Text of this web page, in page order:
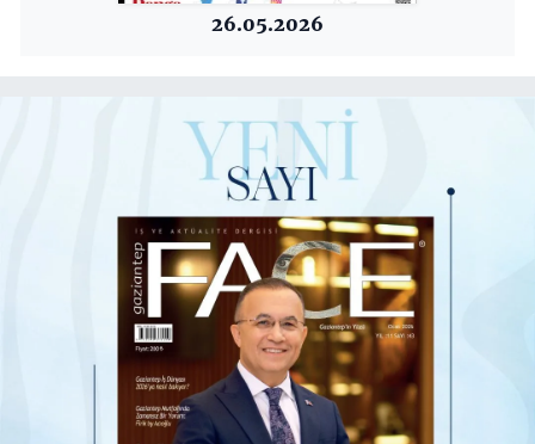
26.05.2026